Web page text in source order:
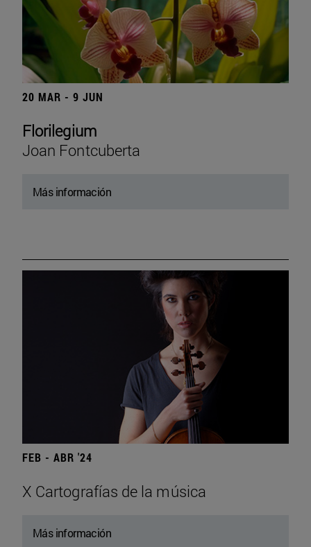
20 MAR - 9 JUN
Florilegium
Joan Fontcuberta
Más información
FEB - ABR '24
X Cartografías de la música
Más información